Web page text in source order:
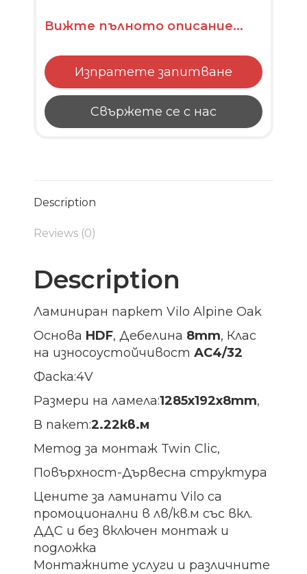
Вижте пълното описание...
Изпратете запитване
Свържете се с нас
Description
Reviews (0)
Description
Ламиниран паркет Vilo Alpine Oak
Основа HDF, Дебелина 8mm, Клас
на износоустойчивостАС4/32
Фаска:4V
Размери на ламела:1285х192х8mm,
В пакет:2.22кв.м
Метод за монтаж Twin Clic,
Повърхност-Дървесна структура
Цените за ламинати Vilo са
промоционални в лв/кв.м със вкл.
ДДС и без включен монтаж и
подложка
Монтажните услуги и различните